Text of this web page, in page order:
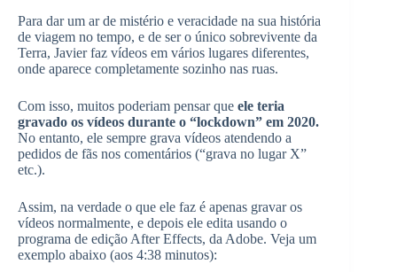
Para dar um ar de mistério e veracidade na sua história
de viagem no tempo, e de ser o único sobrevivente da
Terra, Javier faz vídeos em vários lugares diferentes,
onde aparece completamente sozinho nas ruas.
Com isso, muitos poderiam pensar que ele teria
gravado os vídeos durante o “lockdown” em 2020.
No entanto, ele sempre grava vídeos atendendo a
pedidos de fãs nos comentários (“grava no lugar X”
etc.).
Assim, na verdade o que ele faz é apenas gravar os
vídeos normalmente, e depois ele edita usando o
programa de edição After Effects, da Adobe. Veja um
exemplo abaixo (aos 4:38 minutos):